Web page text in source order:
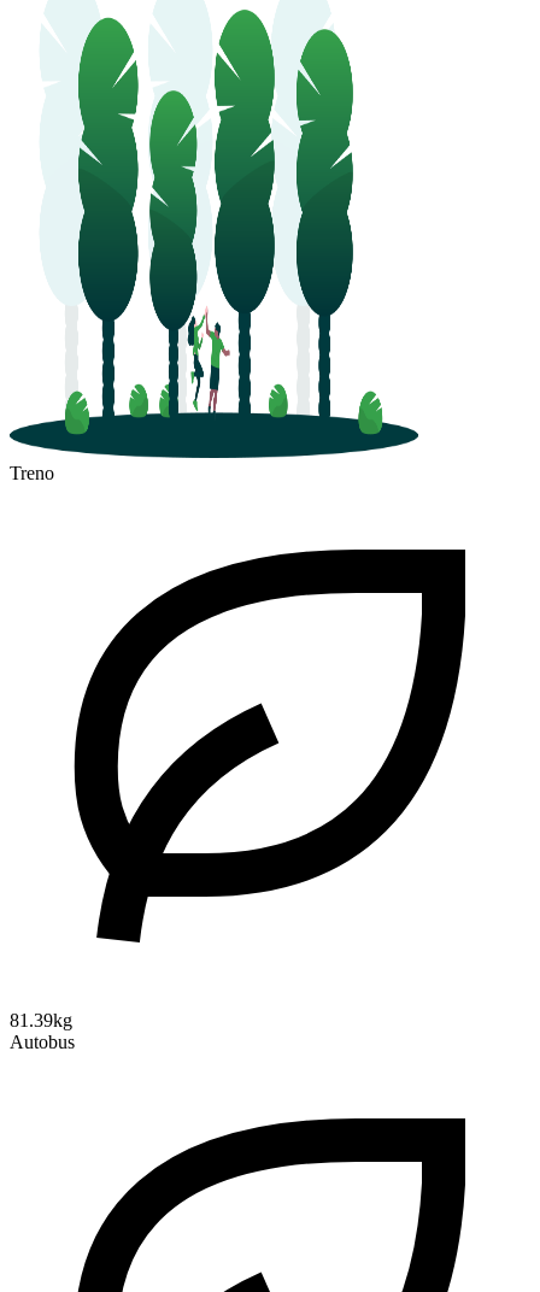
Treno
81.39kg
Autobus